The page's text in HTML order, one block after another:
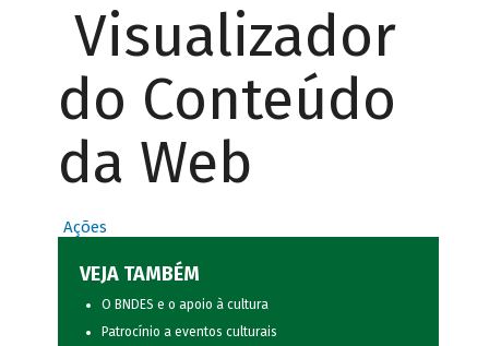
Visualizador
do Conteúdo
da Web
Ações
VEJA TAMBÉM
O BNDES e o apoio à cultura
Patrocínio a eventos culturais